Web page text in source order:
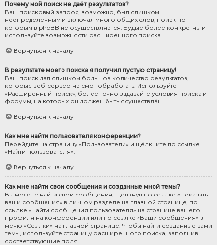
Почему мой поиск не даёт результатов?
Ваш поисковый запрос, возможно, был слишком
неопределённым и включал много общих слов, поиск по
которым в phpBB не осуществляется. Будьте более конкретны и
используйте возможности расширенного поиска.
Вернуться к началу
В результате моего поиска я получил пустую страницу!
Ваш поиск дал слишком большое количество результатов,
которые веб-сервер не смог обработать. Используйте
«Расширенный поиск», более точно задавайте условия поиска и
форумы, на которых он должен быть осуществлён.
Вернуться к началу
Как мне найти пользователя конференции?
Перейдите на страницу «Пользователи» и щёлкните по ссылке
«Найти пользователя».
Вернуться к началу
Как мне найти свои сообщения и созданные мной темы?
Вы можете найти свои сообщения, щёлкнув по ссылке «Показать
ваши сообщения» в личном разделе на главной странице, по
ссылке «Найти сообщения пользователя» на странице вашего
профиля на конференции или по ссылке «Ваши сообщения» в
меню «Ссылки» на главной странице. Чтобы найти созданные вами
темы, используйте страницу расширенного поиска, заполнив
соответствующие поля.